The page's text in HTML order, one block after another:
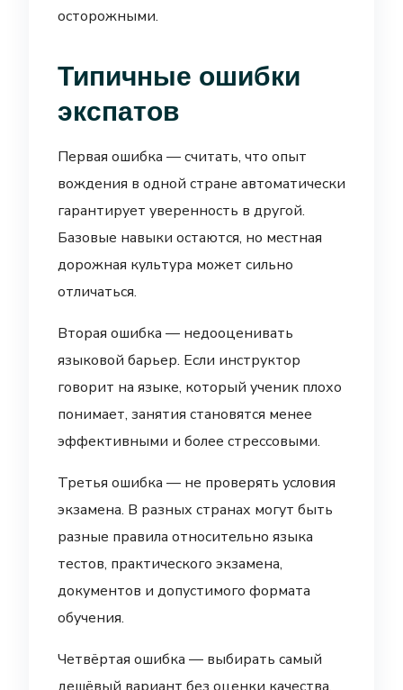
осторожными.
Типичные ошибки
экспатов
Первая ошибка — считать, что опыт
вождения в одной стране автоматически
гарантирует уверенность в другой.
Базовые навыки остаются, но местная
дорожная культура может сильно
отличаться.
Вторая ошибка — недооценивать
языковой барьер. Если инструктор
говорит на языке, который ученик плохо
понимает, занятия становятся менее
эффективными и более стрессовыми.
Третья ошибка — не проверять условия
экзамена. В разных странах могут быть
разные правила относительно языка
тестов, практического экзамена,
документов и допустимого формата
обучения.
Четвёртая ошибка — выбирать самый